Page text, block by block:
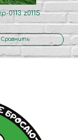
z0115
Сравнить